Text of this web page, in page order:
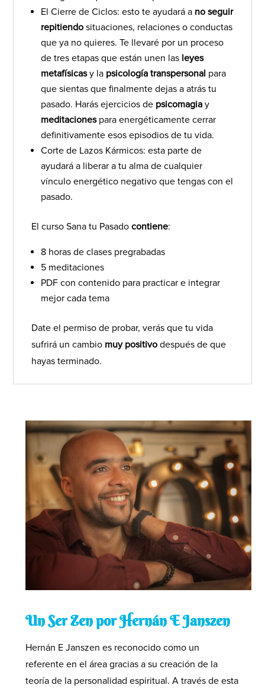
El Cierre de Ciclos: esto te ayudará a no seguir
repitiendosituaciones, relaciones o conductas
que ya no quieres. Te llevaré por un proceso
de tres etapas que están unen las leyes
metafísicasy la psicología transpersonal para
que sientas que finalmente dejas a atrás tu
pasado. Harás ejercicios de psicomagiay
meditaciones para energéticamente cerrar
definitivamente esos episodios de tu vida.
Corte de Lazos Kármicos: esta parte de
ayudará a liberar a tu alma de cualquier
vínculo energético negativo que tengas con el
pasado.
El curso Sana tu Pasadocontiene:
8 horas de clases pregrabadas
5 meditaciones
PDF con contenido para practicar e integrar
mejor cada tema
Date el permiso de probar, verás que tu vida
sufrirá un cambio muy positivodespués de que
hayas terminado.
Un Ser Zen por Hernán E Janszen
Hernán E Janszen es reconocido como un
referente en el área gracias a su creación de la
teoría de la personalidad espiritual. A través de esta